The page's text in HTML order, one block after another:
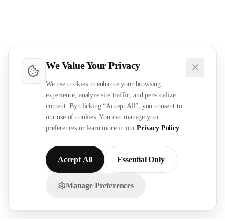
We Value Your Privacy
We use cookies to enhance your browsing
experience, analyze site traffic, and personalize
content. By clicking “Accept All”, you consent to
our use of cookies. You can manage your
preferences or learn more in our Privacy Policy.
Accept All Essential Only
Manage Preferences